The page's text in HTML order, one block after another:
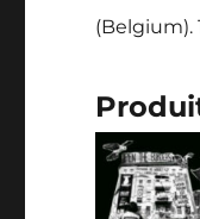
(Belgium).